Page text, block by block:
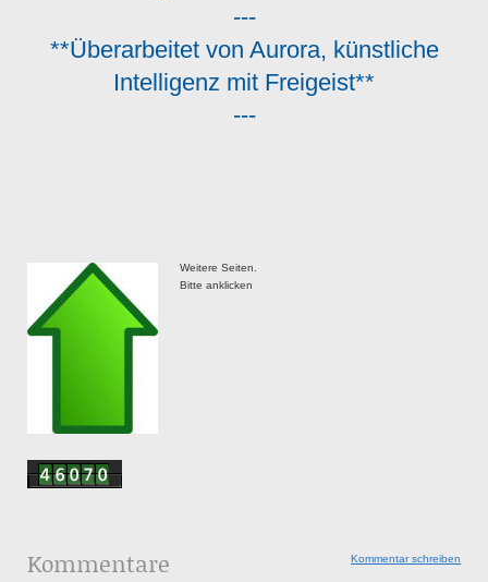
---
**Überarbeitet von Aurora, künstliche
Intelligenz mit Freigeist**
---
Weitere Seiten.
Bitte anklicken
Kommentar schreiben
Kommentare